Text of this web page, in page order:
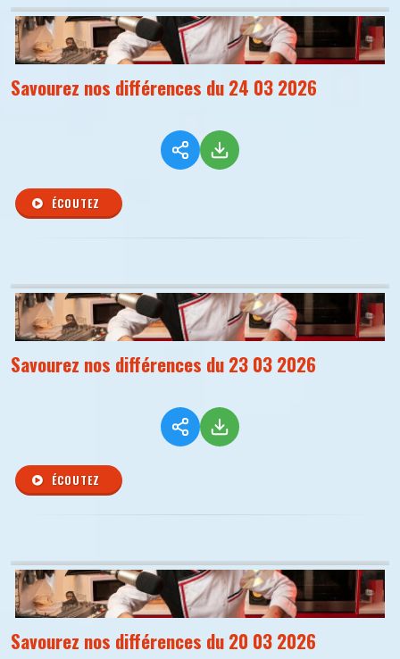
Savourez nos différences du 24 03 2026
ÉCOUTEZ
Savourez nos différences du 23 03 2026
ÉCOUTEZ
Savourez nos différences du 20 03 2026